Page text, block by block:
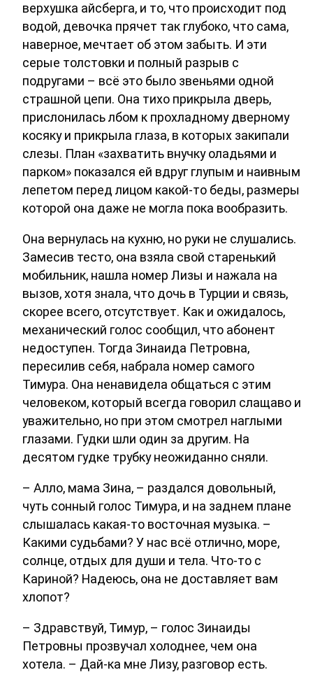
верхушка айсберга, и то, что происходит под
водой, девочка прячет так глубоко, что сама,
наверное, мечтает об этом забыть. И эти
серые толстовки и полный разрыв с
подругами – всё это было звеньями одной
страшной цепи. Она тихо прикрыла дверь,
прислонилась лбом к прохладному дверному
косяку и прикрыла глаза, в которых закипали
слезы. План «захватить внучку оладьями и
парком» показался ей вдруг глупым и наивным
лепетом перед лицом какой-то беды, размеры
которой она даже не могла пока вообразить.
Она вернулась на кухню, но руки не слушались.
Замесив тесто, она взяла свой старенький
мобильник, нашла номер Лизы и нажала на
вызов, хотя знала, что дочь в Турции и связь,
скорее всего, отсутствует. Как и ожидалось,
механический голос сообщил, что абонент
недоступен. Тогда Зинаида Петровна,
пересилив себя, набрала номер самого
Тимура. Она ненавидела общаться с этим
человеком, который всегда говорил слащаво и
уважительно, но при этом смотрел наглыми
глазами. Гудки шли один за другим. На
десятом гудке трубку неожиданно сняли.
– Алло, мама Зина, – раздался довольный,
чуть сонный голос Тимура, и на заднем плане
слышалась какая-то восточная музыка. –
Какими судьбами? У нас всё отлично, море,
солнце, отдых для души и тела. Что-то с
Кариной? Надеюсь, она не доставляет вам
хлопот?
– Здравствуй, Тимур, – голос Зинаиды
Петровны прозвучал холоднее, чем она
хотела. – Дай-ка мне Лизу, разговор есть.